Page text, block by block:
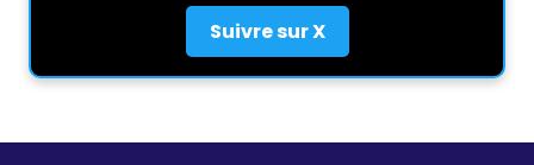
Suivre sur X